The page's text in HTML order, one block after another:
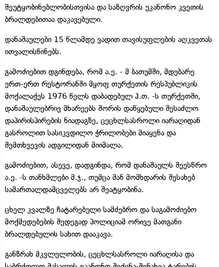
შეუტყობინებლობისთვისა და საზღვრის უკანონო კვეთის
ბრალდებითაა დაკავებული.
დანაშაულები 15 წლამდე ვადით თავისუფლების აღკვეთას
ითვალისწინებს.
გამოძიებით დგინდება, რომ ა.ე. - მ ბათუმში, მდებარე
ერთ-ერთ რესტორანში მყოფ თურქეთის რესპუბლიკის
მოქალაქეს 1976 წელს დაბადებულ ჰ.თ. -ს თურქეთში,
დანაშაულებრივ მხარეებს შორის დაწყებული შესაძლო
დაპირისპირების ნიადაგზე, ცეცხლსასროლი იარაღიდან
გასროლით სასიკვდილო ჭრილობები მიაყენა და
შემთხვევის ადგილიდან მიიმალა.
გამოძიებით, ასევე, დადგინდა, რომ დანაშაულს შეესწრო
ა.ე. -ს თანხმლები მ.ჯ., თუმცა მან მომხდარის შესახებ
სამართალდამცველებს არ შეატყობინა.
ცხელ კვალზე ჩატარებული სამძებრო და საგამოძიებო
მოქმედებების შედეგად პოლიციამ ორივე მათგანი
ბრალდებულის სახით დააკავა.
განზრახ მკვლელობის, ცეცხლსასროლი იარაღისა და